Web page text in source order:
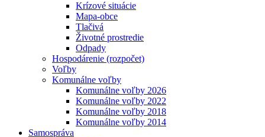
Krízové situácie
Mapa-obce
Tlačivá
Životné prostredie
Odpady
Hospodárenie (rozpočet)
Voľby
Komunálne voľby
Komunálne voľby 2026
Komunálne voľby 2022
Komunálne voľby 2018
Komunálne voľby 2014
Samospráva